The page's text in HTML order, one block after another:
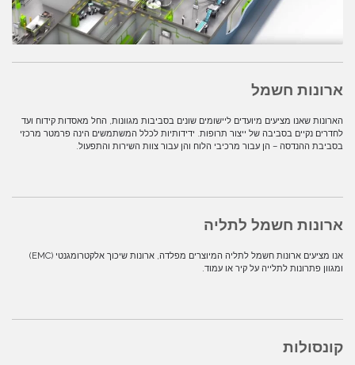
ארונות חשמל
הארונות שאנו מציעים מיועדים ליישומים שונים בסביבות מגוונות, החל מאסדות קידוח ועד
לחדרים נקיים בסביבה של ייצור תרופות. ידידותיות לכלל המשתמשים הינה פרמטר מרכזי
בסביבת ההנדסה – הן עבור מרכיבי הלוח והן עבור צוות השירות והתפעול.
ארונות חשמל לתליה
אנו מציעים ארונות חשמל לתליה המיוצרים מפלדה, ארונות שיכוך אלקטרומגנטי (EMC)
ומגוון פתרונות לתלייה על קיר או עמוד.
קונסולות